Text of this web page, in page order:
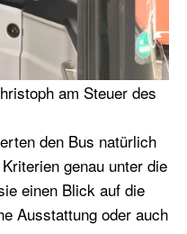
am Steuer des
den Bus natürlich
genau unter die
einen Blick auf die
Ausstattung oder auch